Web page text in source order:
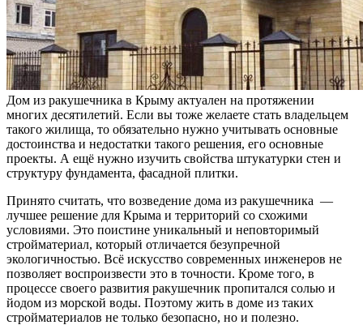
Дом из ракушечника в Крыму актуален на протяжении
многих десятилетий. Если вы тоже желаете стать владельцем
такого жилища, то обязательно нужно учитывать основные
достоинства и недостатки такого решения, его основные
проекты. А ещё нужно изучить свойства штукатурки стен и
структуру фундамента, фасадной плитки.
Принято считать, что возведение дома из ракушечника —
лучшее решение для Крыма и территорий со схожими
условиями. Это поистине уникальный и неповторимый
стройматериал, который отличается безупречной
экологичностью. Всё искусство современных инженеров не
позволяет воспроизвести это в точности. Кроме того, в
процессе своего развития ракушечник пропитался солью и
йодом из морской воды. Поэтому жить в доме из таких
стройматериалов не только безопасно, но и полезно.